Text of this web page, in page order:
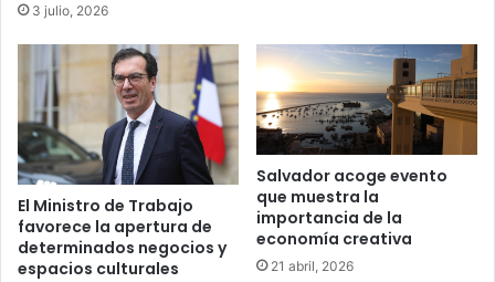
3 julio, 2026
El Ministro de Trabajo
favorece la apertura de
determinados negocios y
espacios culturales
Salvador acoge evento
que muestra la
importancia de la
economía creativa
21 abril, 2026